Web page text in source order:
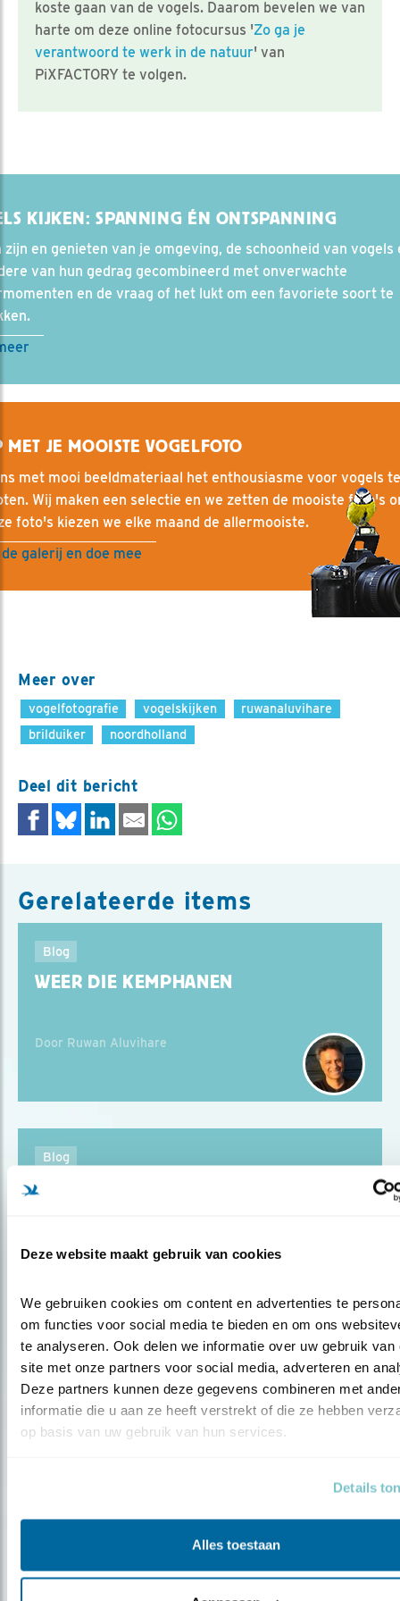
Deze website maakt gebruik van cookies
We gebruiken cookies om content en advertenties te
om functies voor social media te bieden en om ons
te analyseren. Ook delen we informatie over uw gebruik van
site met onze partners voor social media, adverteren en
Deze partners kunnen deze gegevens combineren met
informatie die u aan ze heeft verstrekt of die ze hebben
op basis van uw gebruik van hun services.
Details
Alles toestaan
koste gaan van de vogels. Daarom bevelen we van
harte om deze online fotocursus 'Zo ga je
verantwoord te werk in de natuur' van
PiXFACTORY te volgen.
KIJKEN: SPANNING ÉN ONTSPANNING
zijn en genieten van je omgeving, de schoonheid van vogels
van hun gedrag gecombineerd met onverwachte
en de vraag of het lukt om een favoriete soort te
MET JE MOOISTE VOGELFOTO
met mooi beeldmateriaal het enthousiasme voor vogels te
Wij maken een selectie en we zetten de mooiste foto's
foto's kiezen we elke maand de allermooiste.
galerij en doe mee
Meer over
vogelfotografie vogelskijken
ruwanaluvihare
brilduiker
noordholland
Deel dit bericht
Gerelateerde items
Blog
WEER DIE KEMPHANEN
Door Ruwan Aluvihare
Blog
STATIG STAPPENDE KRAANVOGELS
Door Ruwan Aluvihare
Blog
DE VROLIJKE WATERSPREEUW
Blog